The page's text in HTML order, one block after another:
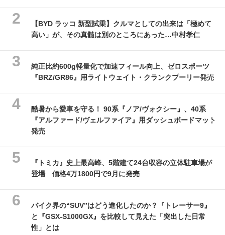
【BYD ラッコ 新型試乗】クルマとしての出来は「極めて
高い」が、その真髄は別のところにあった…中村孝仁
純正比約600g軽量化で加速フィール向上、ゼロスポーツ
『BRZ/GR86』用ライトウェイト・クランクプーリー発売
酷暑から愛車を守る！ 90系『ノア/ヴォクシー』、40系
『アルファード/ヴェルファイア』用ダッシュボードマット
発売
『トミカ』史上最高峰、5階建て24台収容の立体駐車場が
登場 価格4万1800円で9月に発売
バイク界の“SUV”はどう進化したのか？『トレーサー9』
と『GSX-S1000GX』を比較して見えた「突出した日常
性」とは